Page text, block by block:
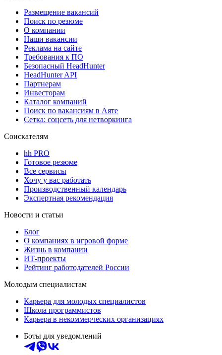
Размещение вакансий
Поиск по резюме
О компании
Наши вакансии
Реклама на сайте
Требования к ПО
Безопасный HeadHunter
HeadHunter API
Партнерам
Инвесторам
Каталог компаний
Поиск по вакансиям в Аяте
Сетка: соцсеть для нетворкинга
Соискателям
hh PRO
Готовое резюме
Все сервисы
Хочу у вас работать
Производственный календарь
Экспертная рекомендация
Новости и статьи
Блог
О компаниях в игровой форме
Жизнь в компании
ИТ-проекты
Рейтинг работодателей России
Молодым специалистам
Карьера для молодых специалистов
Школа программистов
Карьера в некоммерческих организациях
Боты для уведомлений